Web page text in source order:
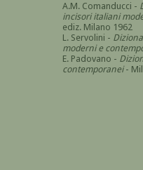
A.M. Comanducci -
incisori italiani
ediz. Milano 1962
L. Servolini -
moderni e
E. Padovano -
contemporanei-